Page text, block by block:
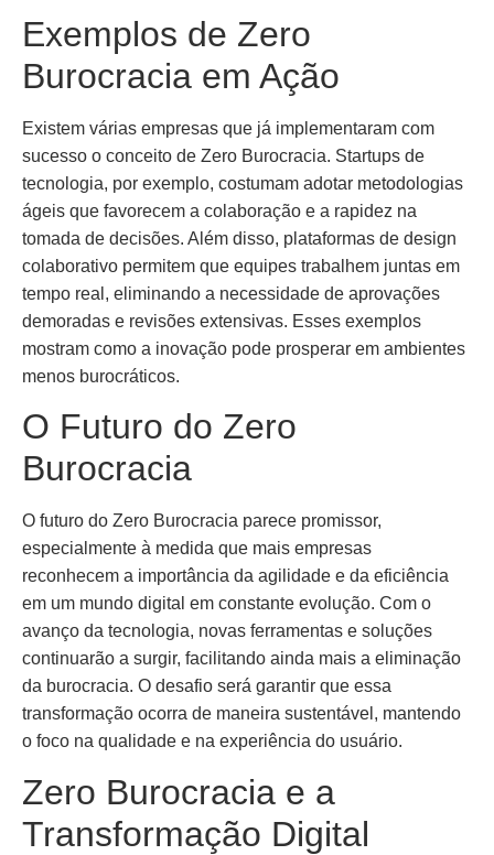
Exemplos de Zero
Burocracia em Ação
Existem várias empresas que já implementaram com
sucesso o conceito de Zero Burocracia. Startups de
tecnologia, por exemplo, costumam adotar metodologias
ágeis que favorecem a colaboração e a rapidez na
tomada de decisões. Além disso, plataformas de design
colaborativo permitem que equipes trabalhem juntas em
tempo real, eliminando a necessidade de aprovações
demoradas e revisões extensivas. Esses exemplos
mostram como a inovação pode prosperar em ambientes
menos burocráticos.
O Futuro do Zero
Burocracia
O futuro do Zero Burocracia parece promissor,
especialmente à medida que mais empresas
reconhecem a importância da agilidade e da eficiência
em um mundo digital em constante evolução. Com o
avanço da tecnologia, novas ferramentas e soluções
continuarão a surgir, facilitando ainda mais a eliminação
da burocracia. O desafio será garantir que essa
transformação ocorra de maneira sustentável, mantendo
o foco na qualidade e na experiência do usuário.
Zero Burocracia e a
Transformação Digital